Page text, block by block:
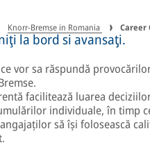
Knorr-Bremse in Romania Career
la bord si avansaƫi.
vor sa răspundă
facilitează luarea
individuale, în timp
să își folosească